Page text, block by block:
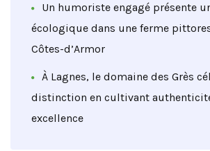
Un humoriste engagé présente
écologique dans une ferme
Côtes-d’Armor
À Lagnes, le domaine des Grès
distinction en cultivant
excellence